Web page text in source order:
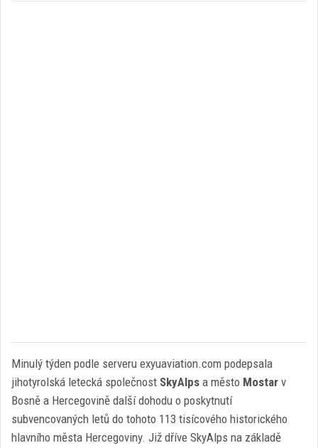
Minulý týden podle serveru exyuaviation.com podepsala
jihotyrolská letecká společnost SkyAlps a město Mostar v
Bosně a Hercegovině další dohodu o poskytnutí
subvencovaných letů do tohoto 113 tisícového historického
hlavního města Hercegoviny. Již dříve SkyAlps na základě